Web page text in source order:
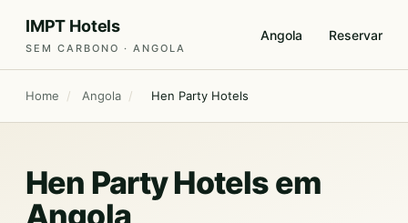
IMPT Hotels
SEM CARBONO · ANGOLA
Angola Reservar
Home / Angola / Hen Party Hotels
Hen Party Hotels em
Angola